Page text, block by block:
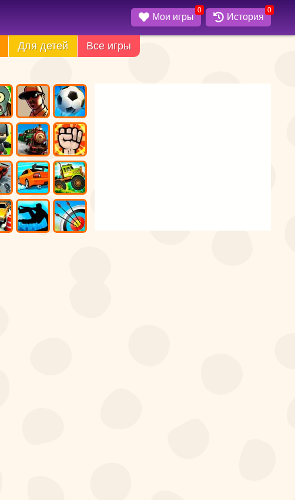
Мои игры
0
История
0
Для детей Все игры